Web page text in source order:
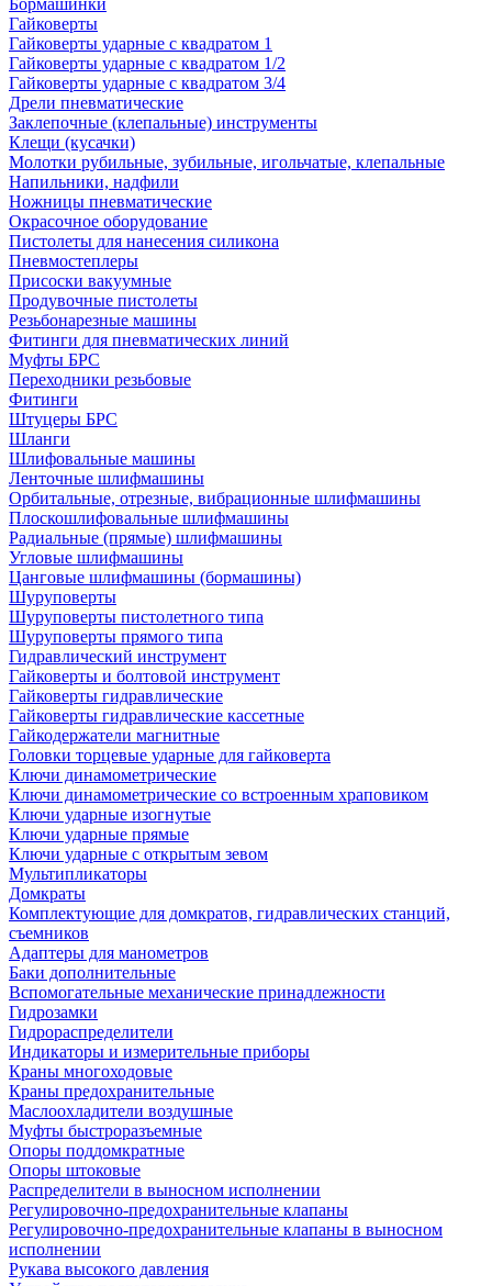
Бормашинки
Гайковерты
Гайковерты ударные с квадратом 1
Гайковерты ударные с квадратом 1/2
Гайковерты ударные с квадратом 3/4
Дрели пневматические
Заклепочные (клепальные) инструменты
Клещи (кусачки)
Молотки рубильные, зубильные, игольчатые, клепальные
Напильники, надфили
Ножницы пневматические
Окрасочное оборудование
Пистолеты для нанесения силикона
Пневмостеплеры
Присоски вакуумные
Продувочные пистолеты
Резьбонарезные машины
Фитинги для пневматических линий
Муфты БРС
Переходники резьбовые
Фитинги
Штуцеры БРС
Шланги
Шлифовальные машины
Ленточные шлифмашины
Орбитальные, отрезные, вибрационные шлифмашины
Плоскошлифовальные шлифмашины
Радиальные (прямые) шлифмашины
Угловые шлифмашины
Цанговые шлифмашины (бормашины)
Шуруповерты
Шуруповерты пистолетного типа
Шуруповерты прямого типа
Гидравлический инструмент
Гайковерты и болтовой инструмент
Гайковерты гидравлические
Гайковерты гидравлические кассетные
Гайкодержатели магнитные
Головки торцевые ударные для гайковерта
Ключи динамометрические
Ключи динамометрические со встроенным храповиком
Ключи ударные изогнутые
Ключи ударные прямые
Ключи ударные с открытым зевом
Мультипликаторы
Домкраты
Комплектующие для домкратов, гидравлических станций,
съемников
Адаптеры для манометров
Баки дополнительные
Вспомогательные механические принадлежности
Гидрозамки
Гидрораспределители
Индикаторы и измерительные приборы
Краны многоходовые
Краны предохранительные
Маслоохладители воздушные
Муфты быстроразъемные
Опоры поддомкратные
Опоры штоковые
Распределители в выносном исполнении
Регулировочно-предохранительные клапаны
Регулировочно-предохранительные клапаны в выносном
исполнении
Рукава высокого давления